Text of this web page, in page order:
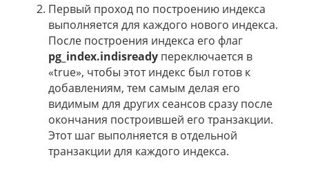
Первый проход по построению индекса
выполняется для каждого нового индекса.
После построения индекса его флаг
pg_index.indisready переключается в
«true», чтобы этот индекс был готов к
добавлениям, тем самым делая его
видимым для других сеансов сразу после
окончания построившей его транзакции.
Этот шаг выполняется в отдельной
транзакции для каждого индекса.